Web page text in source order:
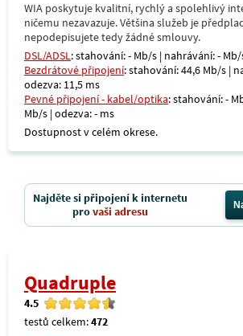
WIA poskytuje kvalitní, rychlý a spolehlivý
ničemu nezavazuje. Většina služeb je
nepodepisujete tedy žádné smlouvy.
DSL/ADSL: stahování: - Mb/s | nahrávání: -
Bezdrátové připojení: stahování: 44,6 Mb/s |
odezva: 11,5 ms
Pevné připojení - kabel/optika: stahování: -
Mb/s | odezva: - ms
Dostupnost v celém okrese.
Najděte si připojení k internetu
provaši adresu
Quadruple
4.5
testů celkem:472